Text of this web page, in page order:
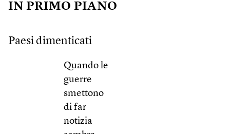
IN PRIMO PIANO
Paesi dimenticati
Quando le
guerre
smettono
di far
notizia